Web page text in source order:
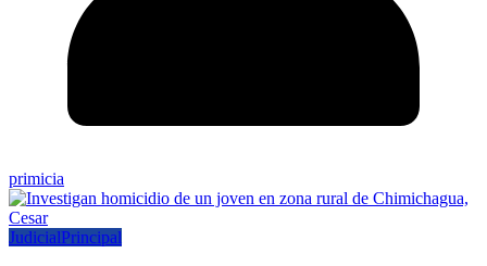
primicia
JudicialPrincipal